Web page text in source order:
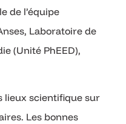
de l’équipe
Laboratoire de
(Unité PhEED),
lieux scientifique sur
Les bonnes